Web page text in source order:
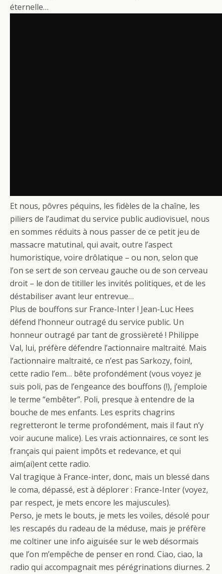
éternelle…
Et nous, pôvres péquins, les fidèles de la chaîne, les
piliers de l’audimat du service public audiovisuel, nous
en sommes réduits à nous passer de ce petit jeu de
massacre matutinal, qui avait, outre l’aspect
humoristique, voire drôlatique – ou non, selon que
l’on se sert de son cerveau gauche ou de son cerveau
droit – le don de titiller les invités politiques, et de les
déstabiliser avant leur entrevue…
Plus de bouffons sur France-Inter ! Jean-Luc Hees
défend l’honneur outragé du service public. Un
honneur outragé par tant de grossièreté ! Philippe
Val, lui, préfère défendre l’actionnaire maltraité. Mais
l’actionnaire maltraité, ce n’est pas Sarkozy, foin!,
cette radio l’em… bête profondément (vous voyez je
suis poli, pas de l’engeance des bouffons (!), j’emploie
le terme “embêter”. Poli, presque à entendre de la
bouche de mes enfants. Les esprits chagrins
regretteront le terme profondément, mais il faut n’y
voir aucune malice). Les vrais actionnaires, ce sont les
français qui paient impôts et redevance, et qui
aim(ai)ent cette radio.
Val tragique à France-inter, donc, mais un blessé dans
le coma, dépassé, est à déplorer : France-Inter (voyez,
par respect, je mets encore les majuscules).
Perso, je mets le bouts, je mets les voiles, désolé pour
les rescapés du radeau de la méduse, mais je préfère
me coltiner une info aiguisée sur le web désormais
que l’on m’empêche de penser en rond. Ciao, ciao, la
radio qui accompagnait mes pérégrinations diurnes. 2